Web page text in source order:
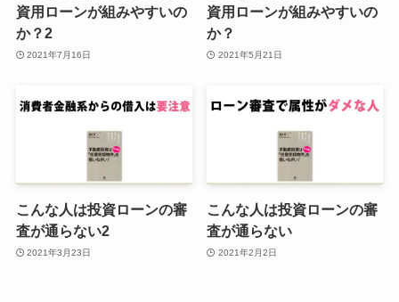
資用ローンが組みやすいの
か？2
2021年7月16日
資用ローンが組みやすいの
か？
2021年5月21日
こんな人は投資ローンの審
査が通らない2
2021年3月23日
こんな人は投資ローンの審
査が通らない
2021年2月2日